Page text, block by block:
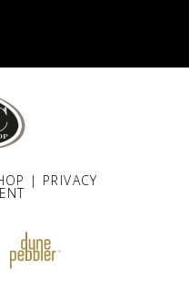
| PRIVACY